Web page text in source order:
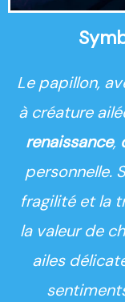
Le papillon,
à créature
renaissance,
personnelle.
fragilité et la
la valeur de
ailes